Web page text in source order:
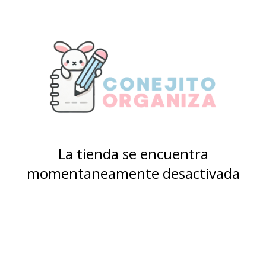
La tienda se encuentra
momentaneamente desactivada